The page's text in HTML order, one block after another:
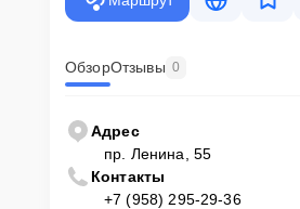
ОбзорОтзывы 0
Адрес
пр. Ленина, 55
Контакты
+7 (958) 295-29-36